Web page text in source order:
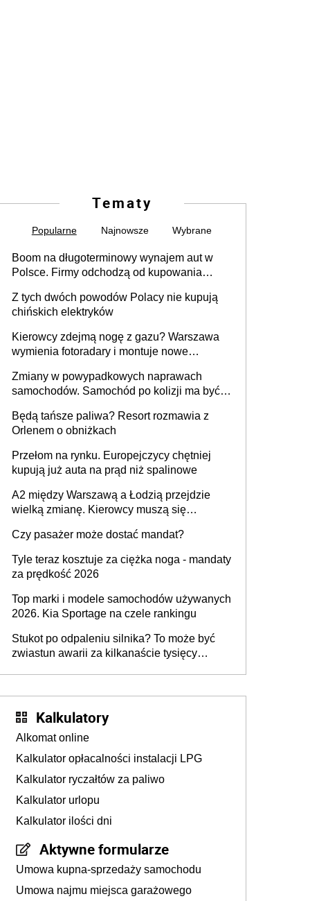
Tematy
Popularne Najnowsze Wybrane
Boom na długoterminowy wynajem aut w
Polsce. Firmy odchodzą od kupowania
Z tych dwóch powodów Polacy nie kupują
chińskich elektryków
Kierowcy zdejmą nogę z gazu? Warszawa
wymienia fotoradary i montuje nowe
Zmiany w powypadkowych naprawach
samochodów. Samochód po kolizji ma być
technologią producenta
Będą tańsze paliwa? Resort rozmawia z
Orlenem o obniżkach
Przełom na rynku. Europejczycy chętniej
kupują już auta na prąd niż spalinowe
A2 między Warszawą a Łodzią przejdzie
wielką zmianę. Kierowcy muszą się
Czy pasażer może dostać mandat?
Tyle teraz kosztuje za ciężka noga - mandaty
za prędkość 2026
Top marki i modele samochodów używanych
2026. Kia Sportage na czele rankingu
Stukot po odpaleniu silnika? To może być
zwiastun awarii za kilkanaście tysięcy
Kalkulatory
Alkomat online
Kalkulator opłacalności instalacji LPG
Kalkulator ryczałtów za paliwo
Kalkulator urlopu
Kalkulator ilości dni
Aktywne formularze
Umowa kupna-sprzedaży samochodu
Umowa najmu miejsca garażowego